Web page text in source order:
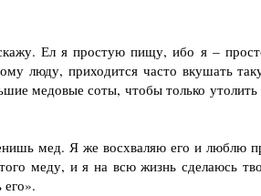
Ел я простую пищу, ибо я –
люду, приходится часто вкушать
медовые соты, чтобы только
мед. Я же восхваляю его и люблю
меду, и я на всю жизнь сделаюсь